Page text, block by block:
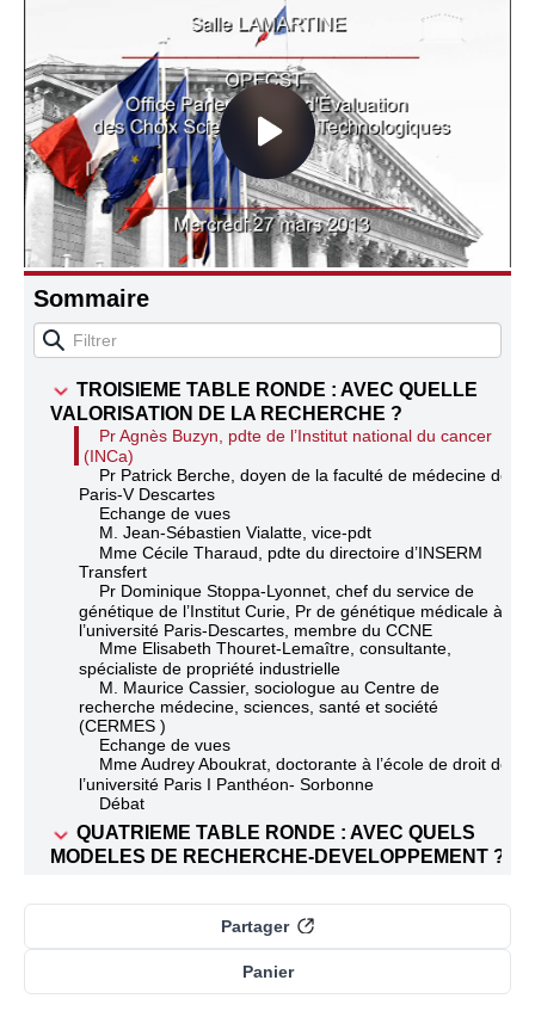
Autres
Sommaire
TROISIEME TABLE RONDE : AVEC QUELLE
VALORISATION DE LA RECHERCHE ?
Pr Agnès Buzyn, pdte de l’Institut national du cancer
(INCa)
Pr Patrick Berche, doyen de la faculté de médecine de
Paris-V Descartes
Echange de vues
M. Jean-Sébastien Vialatte, vice-pdt
Mme Cécile Tharaud, pdte du directoire d’INSERM
Transfert
Pr Dominique Stoppa-Lyonnet, chef du service de
génétique de l’Institut Curie, Pr de génétique médicale à
l’université Paris-Descartes, membre du CCNE
Mme Elisabeth Thouret-Lemaître, consultante,
spécialiste de propriété industrielle
M. Maurice Cassier, sociologue au Centre de
recherche médecine, sciences, santé et société
(CERMES )
Echange de vues
Mme Audrey Aboukrat, doctorante à l’école de droit de
l’université Paris I Panthéon- Sorbonne
Débat
QUATRIEME TABLE RONDE : AVEC QUELS
MODELES DE RECHERCHE-DEVELOPPEMENT ?
transparence, membre du collège de la Haute Autorité de
Pr François Ballet, pdt du comité R&D de Medicen
Pr Gilles Bouvenot
Panier
Partager